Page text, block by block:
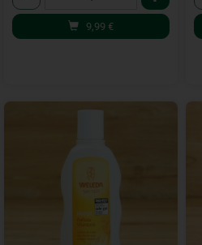
9,99 €